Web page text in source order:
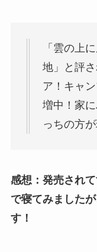
「雲の上
地」と評
ア！キャ
増中！家
っちの方
感想：発売され
で寝てみました
す！